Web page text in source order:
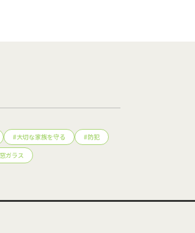
#大切な家族を守る #防犯
窓ガラス